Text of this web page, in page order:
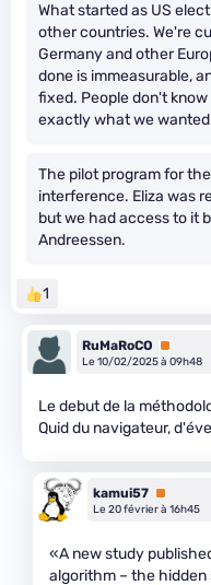
What started as US
other countries. We're
Germany and other
done is immeasurable,
fixed. People don't
exactly what we
The pilot program for
interference. Eliza was
but we had access to it
Andreessen.
1
RuMaRoCO
Premium
Le 10/02/2025 à 09h48
Le debut de la
Quid du navigateur,
kamui57 Premium
Le 20 février à 16h45
«A new study
algorithm – the hidden